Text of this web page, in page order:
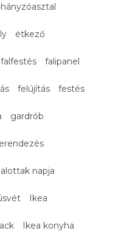
étkező
falfestés falipanel
felújítás festés
gardrób
napja
Ikea
Ikea konyha